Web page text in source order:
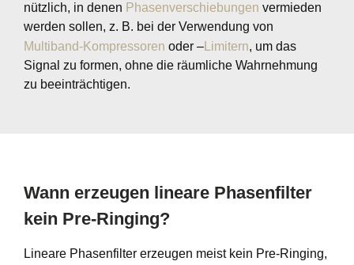
nützlich, in denen Phasenverschiebungen vermieden
werden sollen, z. B. bei der Verwendung von
Multiband-Kompressoren oder – Limitern, um das
Signal zu formen, ohne die räumliche Wahrnehmung
zu beeinträchtigen.
Wann erzeugen lineare Phasenfilter
kein Pre-Ringing?
Lineare Phasenfilter erzeugen meist kein Pre-Ringing,